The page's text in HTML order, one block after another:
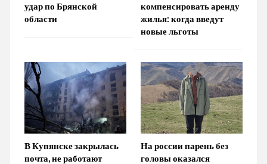
удар по Брянской
области
компенсировать аренду
жилья: когда введут
новые льготы
В Купянске закрылась
почта, не работают
На россии парень без
головы оказался